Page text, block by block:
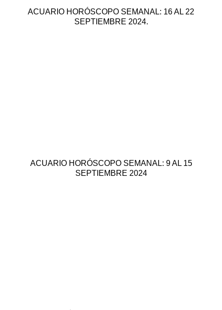
ACUARIO HORÓSCOPO SEMANAL: 16 AL 22
SEPTIEMBRE 2024.
ACUARIO HORÓSCOPO SEMANAL: 9 AL 15
SEPTIEMBRE 2024